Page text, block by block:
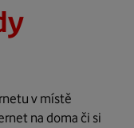
v místě
na doma či si